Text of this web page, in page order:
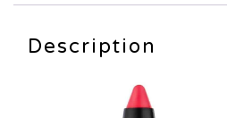
-
MILANO
Description